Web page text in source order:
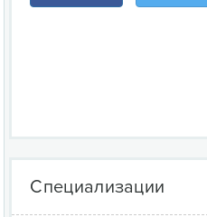
Специализации